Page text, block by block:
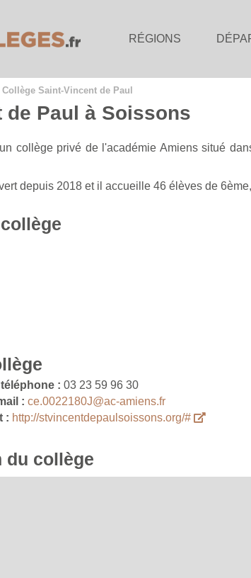
RÉGIONS
Collège Saint-Vincent de Paul
de Paul à Soissons
collège privé de l'académie Amiens situé
depuis 2018 et il accueille 46 élèves de
: 03 23 59 96 30
: ce.0022180J@ac-amiens.fr
: http://stvincentdepaulsoissons.org/#
du collège